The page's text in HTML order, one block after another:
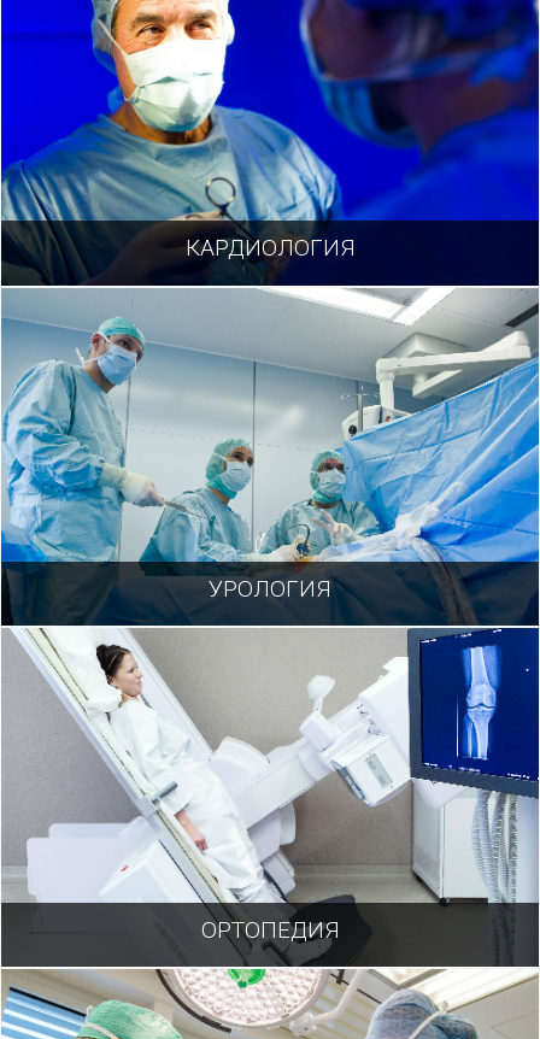
КАРДИОЛОГИЯ
УРОЛОГИЯ
ОРТОПЕДИЯ